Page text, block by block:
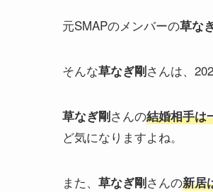
元SMAPのメンバーの草な
そんな草なぎ剛さんは、
草なぎ剛さんの結婚相手は
ど気になりますよね。
また、 草なぎ剛さんの新居